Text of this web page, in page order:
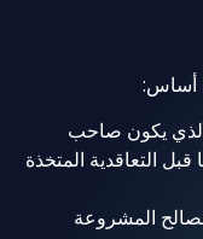
أساس:
الذي يكون صاحب
قبل التعاقدية المتخذة
المشروعة